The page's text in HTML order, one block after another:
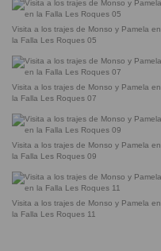
Visita a los trajes de Monso y Pamela en
la Falla Les Roques 05
Visita a los trajes de Monso y Pamela en
la Falla Les Roques 07
Visita a los trajes de Monso y Pamela en
la Falla Les Roques 09
Visita a los trajes de Monso y Pamela en
la Falla Les Roques 11